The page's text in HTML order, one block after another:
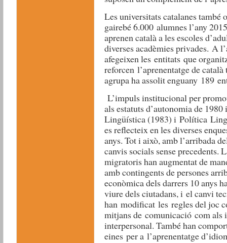
Les universitats catalanes també
gairebé 6.000 alumnes l’any
aprenen català a les escoles
diverses acadèmies privades. A
afegeixen les entitats que
reforcen l’aprenentatge de
agrupa ha assolit enguany 189
L’impuls institucional per
als estatuts d’autonomia de
Lingüística (1983) i Política
es reflecteix en les diverses
anys. Tot i això, amb l’arribada
canvis socials sense
migratoris han augmentat de
amb contingents de persones
econòmica dels darrers 10 anys
viure dels ciutadans, i el canvi
han modificat les regles del joc
mitjans de comunicació com als
interpersonal. També han
eines per a l’aprenentatge